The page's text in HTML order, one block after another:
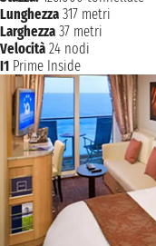
Lunghezza 317 metri
Larghezza 37 metri
Velocità 24 nodi
I1 Prime Inside